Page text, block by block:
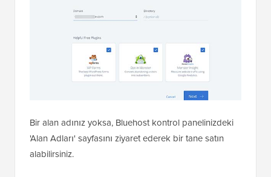
Bir alan adınız yoksa, Bluehost kontrol panelinizdeki
'Alan Adları' sayfasını ziyaret ederek bir tane satın
alabilirsiniz.